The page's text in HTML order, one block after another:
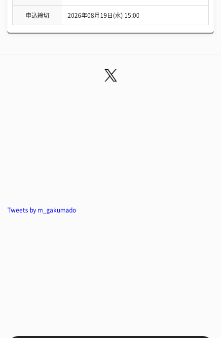
申込締切 2026年08月19日(水) 15:00
Tweets by m_gakumado